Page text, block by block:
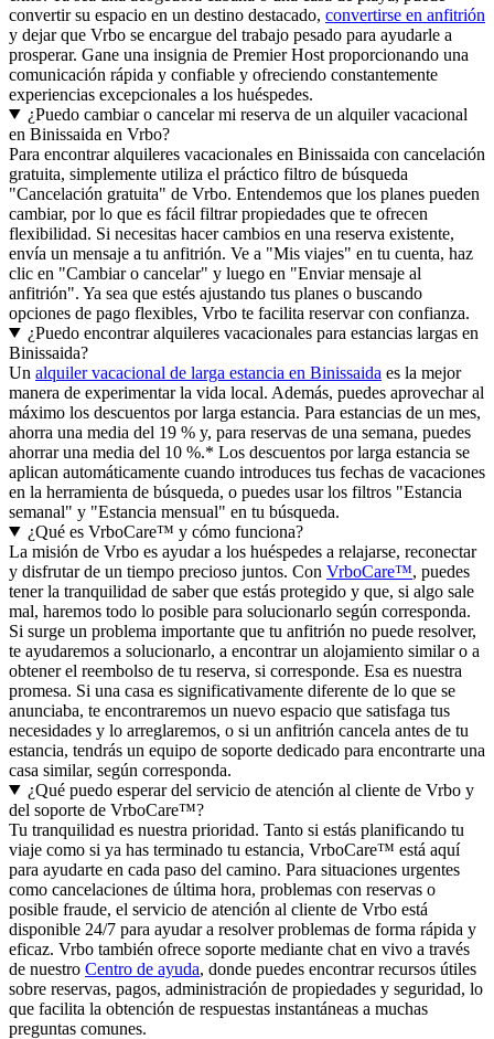
convertir su espacio en un destino destacado, convertirse en anfitrión
y dejar que Vrbo se encargue del trabajo pesado para ayudarle a
prosperar. Gane una insignia de Premier Host proporcionando una
comunicación rápida y confiable y ofreciendo constantemente
experiencias excepcionales a los huéspedes.
¿Puedo cambiar o cancelar mi reserva de un alquiler vacacional
en Binissaida en Vrbo?
Para encontrar alquileres vacacionales en Binissaida con cancelación
gratuita, simplemente utiliza el práctico filtro de búsqueda
"Cancelación gratuita" de Vrbo. Entendemos que los planes pueden
cambiar, por lo que es fácil filtrar propiedades que te ofrecen
flexibilidad. Si necesitas hacer cambios en una reserva existente,
envía un mensaje a tu anfitrión. Ve a "Mis viajes" en tu cuenta, haz
clic en "Cambiar o cancelar" y luego en "Enviar mensaje al
anfitrión". Ya sea que estés ajustando tus planes o buscando
opciones de pago flexibles, Vrbo te facilita reservar con confianza.
¿Puedo encontrar alquileres vacacionales para estancias largas en
Binissaida?
Un alquiler vacacional de larga estancia en Binissaida es la mejor
manera de experimentar la vida local. Además, puedes aprovechar al
máximo los descuentos por larga estancia. Para estancias de un mes,
ahorra una media del 19 % y, para reservas de una semana, puedes
ahorrar una media del 10 %.* Los descuentos por larga estancia se
aplican automáticamente cuando introduces tus fechas de vacaciones
en la herramienta de búsqueda, o puedes usar los filtros "Estancia
semanal" y "Estancia mensual" en tu búsqueda.
¿Qué es VrboCare™ y cómo funciona?
La misión de Vrbo es ayudar a los huéspedes a relajarse, reconectar
y disfrutar de un tiempo precioso juntos. Con VrboCare™, puedes
tener la tranquilidad de saber que estás protegido y que, si algo sale
mal, haremos todo lo posible para solucionarlo según corresponda.
Si surge un problema importante que tu anfitrión no puede resolver,
te ayudaremos a solucionarlo, a encontrar un alojamiento similar o a
obtener el reembolso de tu reserva, si corresponde. Esa es nuestra
promesa. Si una casa es significativamente diferente de lo que se
anunciaba, te encontraremos un nuevo espacio que satisfaga tus
necesidades y lo arreglaremos, o si un anfitrión cancela antes de tu
estancia, tendrás un equipo de soporte dedicado para encontrarte una
casa similar, según corresponda.
¿Qué puedo esperar del servicio de atención al cliente de Vrbo y
del soporte de VrboCare™?
Tu tranquilidad es nuestra prioridad. Tanto si estás planificando tu
viaje como si ya has terminado tu estancia, VrboCare™ está aquí
para ayudarte en cada paso del camino. Para situaciones urgentes
como cancelaciones de última hora, problemas con reservas o
posible fraude, el servicio de atención al cliente de Vrbo está
disponible 24/7 para ayudar a resolver problemas de forma rápida y
eficaz. Vrbo también ofrece soporte mediante chat en vivo a través
de nuestro Centro de ayuda, donde puedes encontrar recursos útiles
sobre reservas, pagos, administración de propiedades y seguridad, lo
que facilita la obtención de respuestas instantáneas a muchas
preguntas comunes.